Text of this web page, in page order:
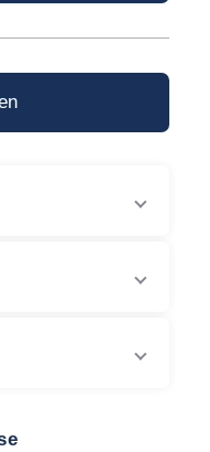
Anlaufstelle für
–